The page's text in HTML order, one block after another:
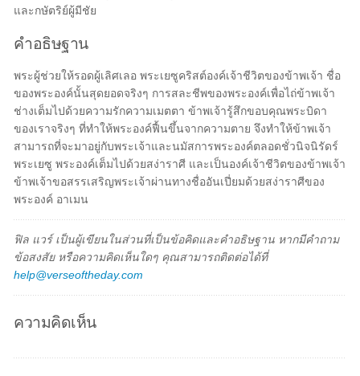
และกษัตริย์ผู้มีชัย
คำอธิษฐาน
พระผู้ช่วยให้รอดผู้เลิศเลอ พระเยซูคริสต์องค์เจ้าชีวิตของข้าพเจ้า ชื่อ
ของพระองค์นั้นสุดยอดจริงๆ การสละชีพของพระองค์เพื่อไถ่ข้าพเจ้า
ช่างเต็มไปด้วยความรักความเมตตา ข้าพเจ้ารู้สึกขอบคุณพระบิดา
ของเราจริงๆ ที่ทำให้พระองค์ฟื้นขึ้นจากความตาย จึงทำให้ข้าพเจ้า
สามารถที่จะมาอยู่กับพระเจ้าและนมัสการพระองค์ตลอดชั่วนิจนิรัดร์
พระเยซู พระองค์เต็มไปด้วยสง่าราศี และเป็นองค์เจ้าชีวิตของข้าพเจ้า
ข้าพเจ้าขอสรรเสริญพระเจ้าผ่านทางชื่ออันเปี่ยมด้วยสง่าราศีของ
พระองค์ อาเมน
ฟิล แวร์ เป็นผู้เขียนในส่วนที่เป็นข้อคิดและคำอธิษฐาน หากมีคำถาม
ข้อสงสัย หรือความคิดเห็นใดๆ คุณสามารถติดต่อได้ที่
help@verseoftheday.com
ความคิดเห็น